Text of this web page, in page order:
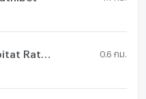
คัน
0.6 กม.